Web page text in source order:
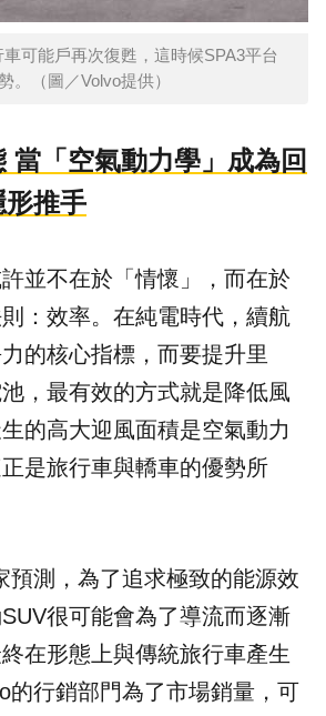
可能戶再次復甦，這時候SPA3平台
。（圖／Volvo提供）
當「空氣動力學」成為回
形推手
並不在於「情懷」，而在於
：效率。在純電時代，續航
的核心指標，而要提升里
，最有效的方式就是降低風
的高大迎風面積是空氣動力
是旅行車與轎車的優勢所
預測，為了追求極致的能源效
很可能會為了導流而逐漸
在形態上與傳統旅行車產生
的行銷部門為了市場銷量，可